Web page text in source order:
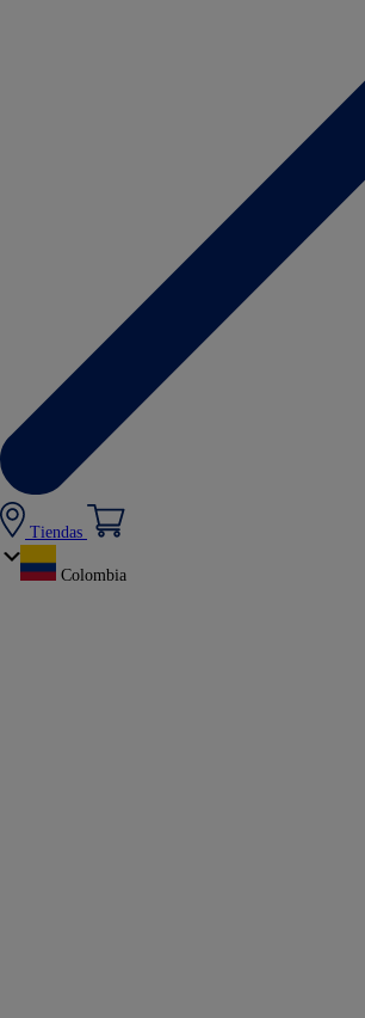
Tiendas
Colombia